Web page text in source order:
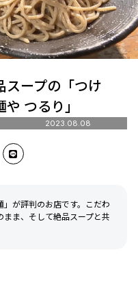
スープの「つけ
つるり」
2023.08.08
が評判のお店です。こだわ
まま、そして絶品スープと共